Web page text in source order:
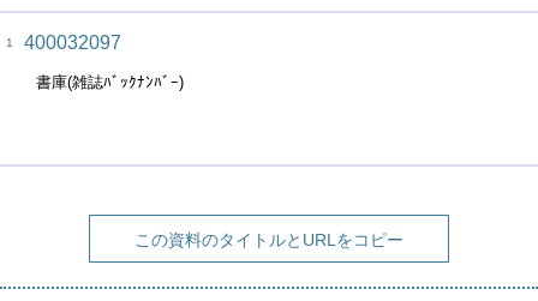
1 400032097
書庫(雑誌ﾊﾞｯｸﾅﾝﾊﾞｰ)
この資料のタイトルとURLをコピー